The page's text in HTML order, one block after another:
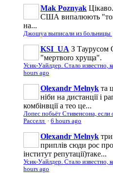
Mak Poznyak
США випалюють
на...
Джошуа выписали из больницы
KSI_UA З Таурусом
"мepтвoro хруща".
Усик-Уайлдер. Стало известно,
hours ago
Olexandr Melnyk та
ніби на дистанції і
комбінвції а тео це...
Лопес побьёт Стивенсона,
Расселл · 6 hours ago
Olexandr Melnyk
приплів сюди рос
інститут репутації)таке...
Усик-Уайлдер. Стало известно,
hours ago